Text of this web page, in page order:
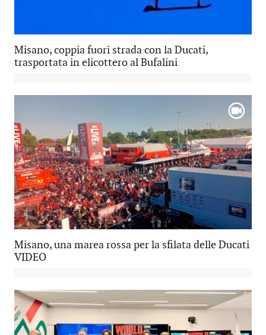
Misano, coppia fuori strada con la Ducati,
trasportata in elicottero al Bufalini
Misano, una marea rossa per la sfilata delle Ducati
VIDEO